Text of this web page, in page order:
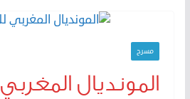
مسرح
المونديال المغربي